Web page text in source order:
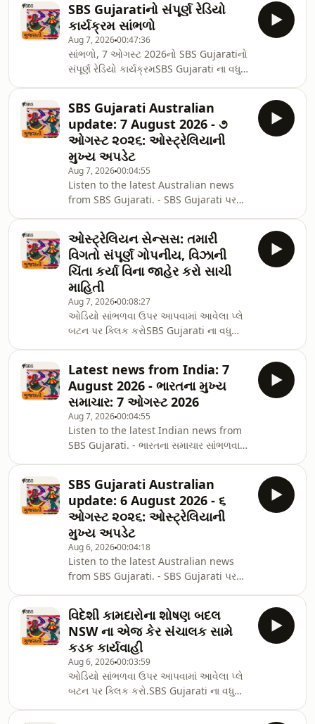
અમારા&nbsp;Podcast&nbsp;પેજને
સબસ્ક્રાઇબ કરો.SBS Gujarati નું જીવંત
પ્રસારણ બુધવાર અને શુક્રવારે બપોરે 2 વાગ્યે
SBS South Asian પર બપોરે 2 વાગ્યે
ડિજિટલ રેડિયો પર, તમારા ટેલિવિઝન પર
ચેનલ 305 પર, SBS Audio એપ્લિકેશન દ્વારા
અથવા
અમારી&nbsp;Website&nbsp;પરથી માણી
શકો છો.SBS S
SBS Gujaratiનો સંપૂર્ણ રેડિયો
કાર્યક્રમ સાંભળો
Aug 7, 202600:47:36
સાંભળો, 7 ઓગસ્ટ 2026નો SBS Gujaratiનો
સંપૂર્ણ રેડિયો કાર્યક્રમSBS Gujarati ના વધુ
સબસ્ક્રાઇબ કરો.SBS Gujarati નું જીવંત
પ્રસારણ બુધવાર અને શુક્રવારે બપોરે 2 વાગ્યે
SBS South Asian પર બપોરે 2 વાગ્યે
ડિજિટલ રેડિયો પર, તમારા ટેલિવિઝન પર
ચેનલ 305 પર, SBS Audio એપ્લિકેશન દ્વારા
અથવા
અમારી&nbsp;Website&nbsp;પરથી માણી
શકો છો.SBS South Asian&nbsp;YouTub
SBS Gujarati Australian
update: 7 August 2026 - ૭
ઓગસ્ટ ૨૦૨૬: ઓસ્ટ્રેલિયાની
મુખ્ય અપડેટ
Aug 7, 202600:04:55
Listen to the latest Australian news
from SBS Gujarati. - SBS Gujarati પર
મેળવવા ઉપર ઓડિયો પ્લે બટન પર ક્લિક
કરોSBS Gujarati is a part of SBS South
Asian, the destination channel for all
South Asians living in Australia.To
hear more podcasts from SBS
Gujarati, subscribe to
our&nbsp;podcast collection.Tune in
to SBS Gujarati live on Wednesdays
and Fridays at 2p
ઓસ્ટ્રેલિયન સેન્સસ: તમારી
વિગતો સંપૂર્ણ ગોપનીય, વિઝાની
ચિંતા કર્યા વિના જાહેર કરો સાચી
માહિતી
Aug 7, 202600:08:27
ઓડિયો સાંભળવા ઉપર આપવામાં આવેલા પ્લે
બટન પર ક્લિક કરોSBS Gujarati ના વધુ
સબસ્ક્રાઇબ કરો.SBS Gujarati નું જીવંત
પ્રસારણ બુધવાર અને શુક્રવારે બપોરે 2 વાગ્યે
SBS South Asian પર બપોરે 2 વાગ્યે
ડિજિટલ રેડિયો પર, તમારા ટેલિવિઝન પર
ચેનલ 305 પર, SBS Audio એપ્લિકેશન દ્વારા
અથવા
અમારી&nbsp;Website&nbsp;પરથી માણી
શકો છો.SBS South
Asian&nbsp;YouTube ચેનલ પર
Latest news from India: 7
August 2026 - ભારતના મુખ્ય
સમાચાર: 7 ઓગસ્ટ 2026
Aug 7, 202600:04:55
Listen to the latest Indian news from
SBS Gujarati. - ભારતના સમાચાર સાંભળવા
South Asian, the destination channel
for all South Asians living in
Australia.To hear more podcasts from
SBS Gujarati, subscribe to
our&nbsp;podcast collection.Tune in
to SBS Gujarati live on Wednesdays
and Fridays at 2pm on SBS South
Asian on digi
SBS Gujarati Australian
update: 6 August 2026 - ૬
ઓગસ્ટ ૨૦૨૬: ઓસ્ટ્રેલિયાની
મુખ્ય અપડેટ
Aug 6, 202600:04:18
Listen to the latest Australian news
from SBS Gujarati. - SBS Gujarati પર
મેળવવા ઉપર ઓડિયો પ્લે બટન પર ક્લિક
કરોSBS Gujarati is a part of SBS South
Asian, the destination channel for all
South Asians living in Australia.To
hear more podcasts from SBS
Gujarati, subscribe to
our&nbsp;podcast collection.Tune in
to SBS Gujarati live on Wednesdays
વિદેશી કામદારોના શોષણ બદલ
NSW ના એજ કેર સંચાલક સામે
કડક કાર્યવાહી
Aug 6, 202600:03:59
ઓડિયો સાંભળવા ઉપર આપવામાં આવેલા પ્લે
બટન પર ક્લિક કરો.SBS Gujarati ના વધુ